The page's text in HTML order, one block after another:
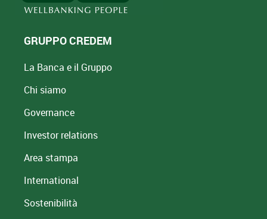
GRUPPO CREDEM
La Banca e il Gruppo
Chi siamo
Governance
Investor relations
Area stampa
International
Sostenibilità